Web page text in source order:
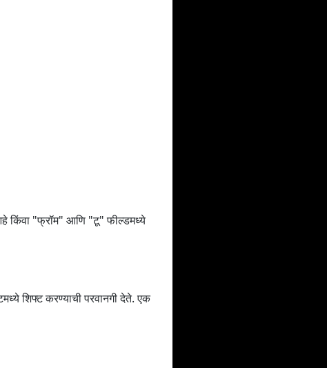
किंवा "फ्रॉम" आणि "टू" फील्डमध्ये
शिफ्ट करण्याची परवानगी देते. एक